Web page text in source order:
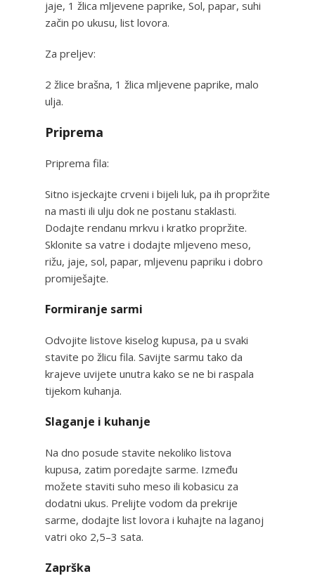
jaje, 1 žlica mljevene paprike, Sol, papar, suhi
začin po ukusu, list lovora.
Za preljev:
2 žlice brašna, 1 žlica mljevene paprike, malo
ulja.
Priprema
Priprema fila:
Sitno isjeckajte crveni i bijeli luk, pa ih propržite
na masti ili ulju dok ne postanu staklasti.
Dodajte rendanu mrkvu i kratko propržite.
Sklonite sa vatre i dodajte mljeveno meso,
rižu, jaje, sol, papar, mljevenu papriku i dobro
promiješajte.
Formiranje sarmi
Odvojite listove kiselog kupusa, pa u svaki
stavite po žlicu fila. Savijte sarmu tako da
krajeve uvijete unutra kako se ne bi raspala
tijekom kuhanja.
Slaganje i kuhanje
Na dno posude stavite nekoliko listova
kupusa, zatim poredajte sarme. Između
možete staviti suho meso ili kobasicu za
dodatni ukus. Prelijte vodom da prekrije
sarme, dodajte list lovora i kuhajte na laganoj
vatri oko 2,5–3 sata.
Zaprška